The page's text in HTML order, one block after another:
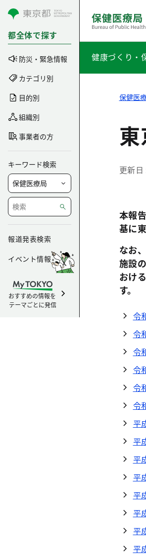
コンテンツにスキップ
都全体で探す
防災・緊急情報
カテゴリ別
目的別
組織別
事業者の方
キーワード検索
報道発表検索
イベント情報
おすすめの情報を
テーマごとに発信
健康づくり・
保健医
更新日
本報
基に
なお
施設
おけ
す。
令
令
令
令
令
令
平
平
平
平
平
平
平
平